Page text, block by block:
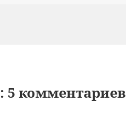
5 комментариев